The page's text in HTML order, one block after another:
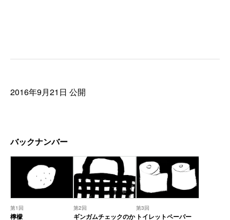
2016年9月21日 公開
バックナンバー
第1回
檸檬
第2回
ギンガムチェックのか
第3回
トイレットペーパー